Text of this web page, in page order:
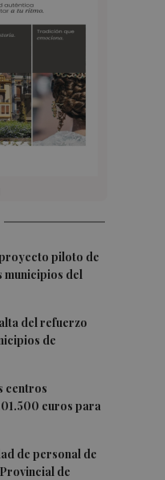
piloto de
municipios del
del refuerzo
de
centros
euros para
de personal de
de